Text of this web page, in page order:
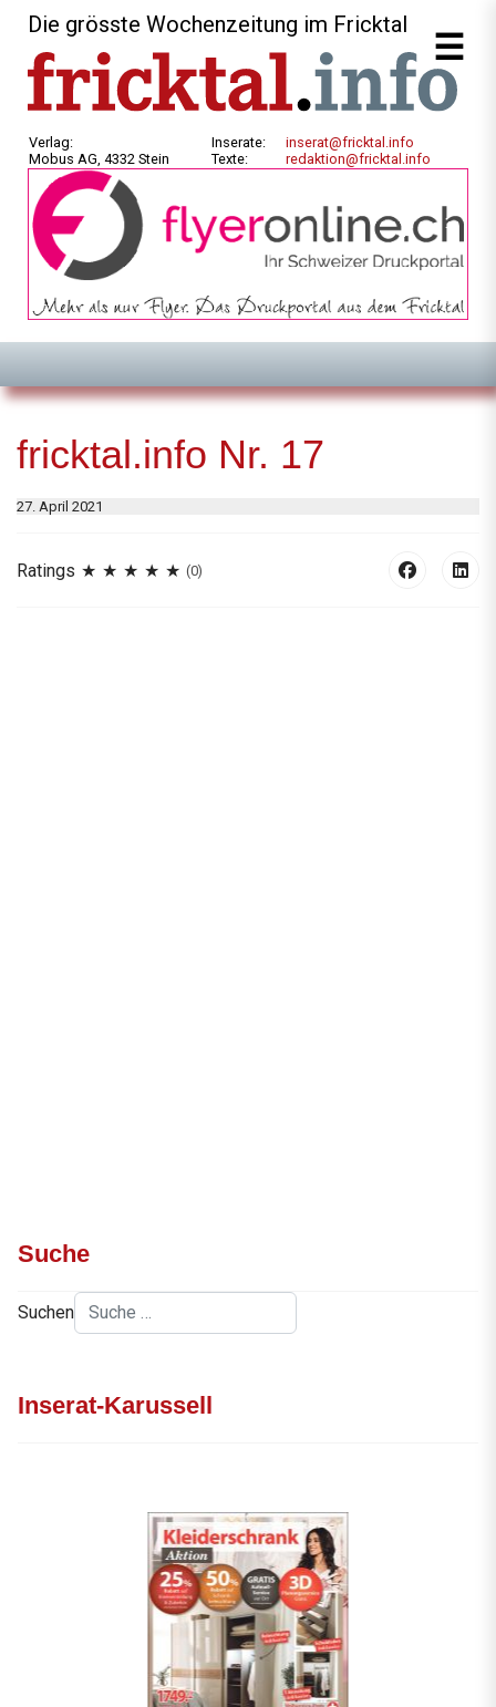
Die grösste Wochenzeitung im Fricktal
Verlag:
Mobus AG, 4332 Stein
Inserate:
Texte:
inserat@fricktal.info
redaktion@fricktal.info
fricktal.info Nr. 17
27. April 2021
Ratings (0)
Suche
Suchen
Inserat-Karussell